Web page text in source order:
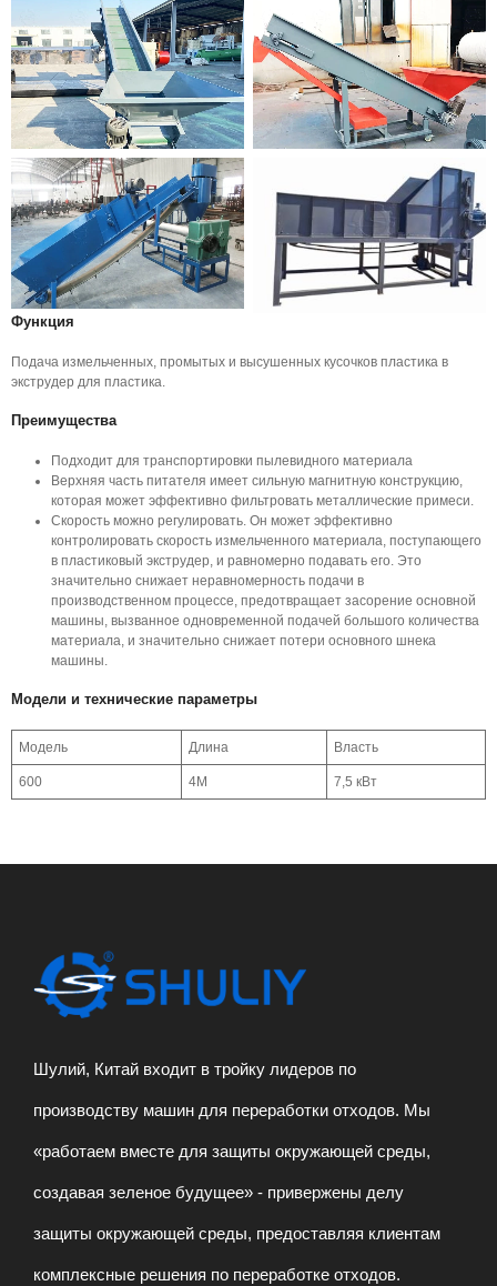
Функция
Подача измельченных, промытых и высушенных кусочков пластика в
экструдер для пластика.
Преимущества
Подходит для транспортировки пылевидного материала
Верхняя часть питателя имеет сильную магнитную конструкцию,
которая может эффективно фильтровать металлические примеси.
Скорость можно регулировать. Он может эффективно
контролировать скорость измельченного материала, поступающего
в пластиковый экструдер, и равномерно подавать его. Это
значительно снижает неравномерность подачи в
производственном процессе, предотвращает засорение основной
машины, вызванное одновременной подачей большого количества
материала, и значительно снижает потери основного шнека
машины.
Модели и технические параметры
Модель Длина Власть
600 4М 7,5 кВт
Шулий, Китай входит в тройку лидеров по
производству машин для переработки отходов. Мы
«работаем вместе для защиты окружающей среды,
создавая зеленое будущее» - привержены делу
защиты окружающей среды, предоставляя клиентам
комплексные решения по переработке отходов.